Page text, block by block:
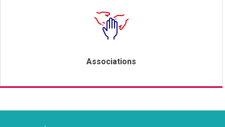
Associations